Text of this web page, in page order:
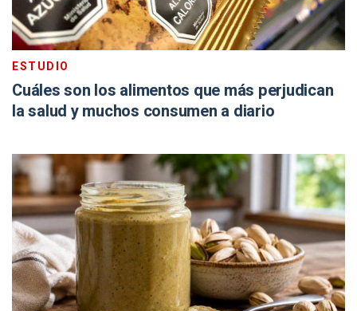
ESTUDIO
Cuáles son los alimentos que más perjudican
la salud y muchos consumen a diario